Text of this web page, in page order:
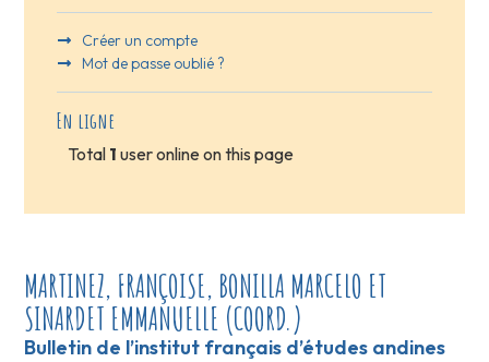
Créer un compte
Mot de passe oublié ?
En ligne
Total 1 user online on this page
MARTINEZ, FRANÇOISE, BONILLA MARCELO ET
SINARDET EMMANUELLE (COORD.)
Bulletin de l’institut français d’études andines